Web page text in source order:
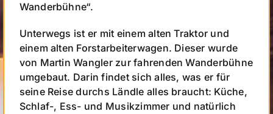
Wanderbühne“.
Unterwegs ist er mit einem alten Traktor und
einem alten Forstarbeiterwagen. Dieser wurde
von Martin Wangler zur fahrenden Wanderbühne
umgebaut. Darin findet sich alles, was er für
seine Reise durchs Ländle alles braucht: Küche,
Schlaf-, Ess- und Musikzimmer und natürlich